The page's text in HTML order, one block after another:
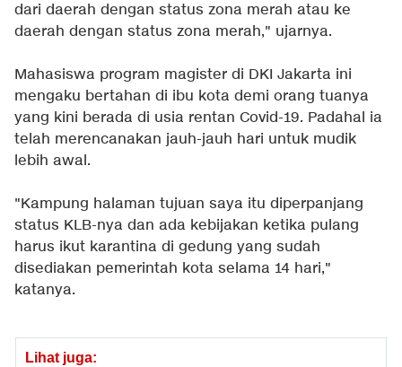
dari daerah dengan status zona merah atau ke
daerah dengan status zona merah," ujarnya.
Mahasiswa program magister di DKI Jakarta ini
mengaku bertahan di ibu kota demi orang tuanya
yang kini berada di usia rentan Covid-19. Padahal ia
telah merencanakan jauh-jauh hari untuk mudik
lebih awal.
"Kampung halaman tujuan saya itu diperpanjang
status KLB-nya dan ada kebijakan ketika pulang
harus ikut karantina di gedung yang sudah
disediakan pemerintah kota selama 14 hari,"
katanya.
Lihat juga: